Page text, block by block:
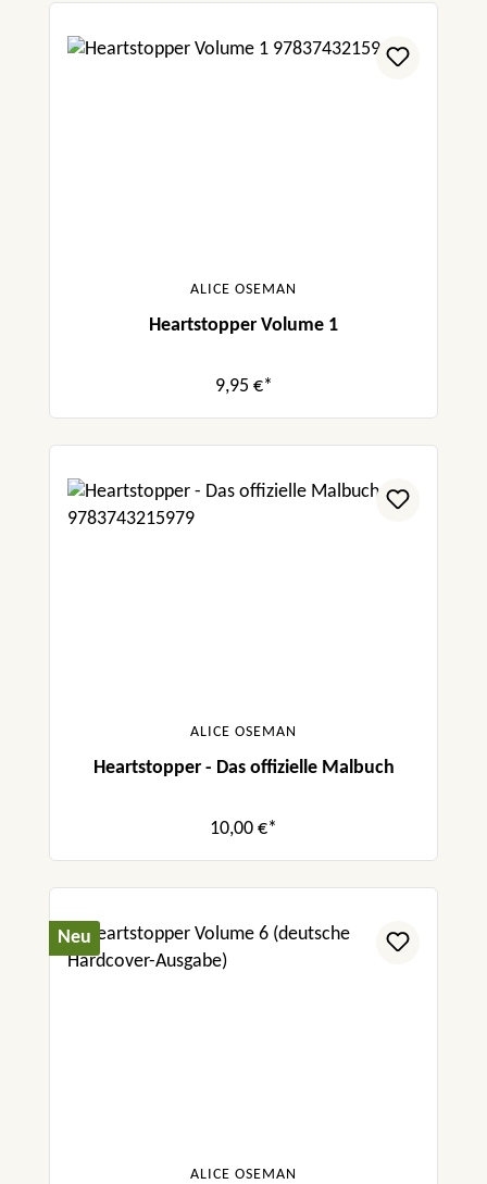
Band erwarten! Die ganze Hearstopper Reihe
eine wärmste Herzensempfehlung!“
ALICE OSEMAN
Heartstopper Volume 1
9,95 €*
ALICE OSEMAN
Heartstopper - Das offizielle Malbuch
10,00 €*
Neu
ALICE OSEMAN